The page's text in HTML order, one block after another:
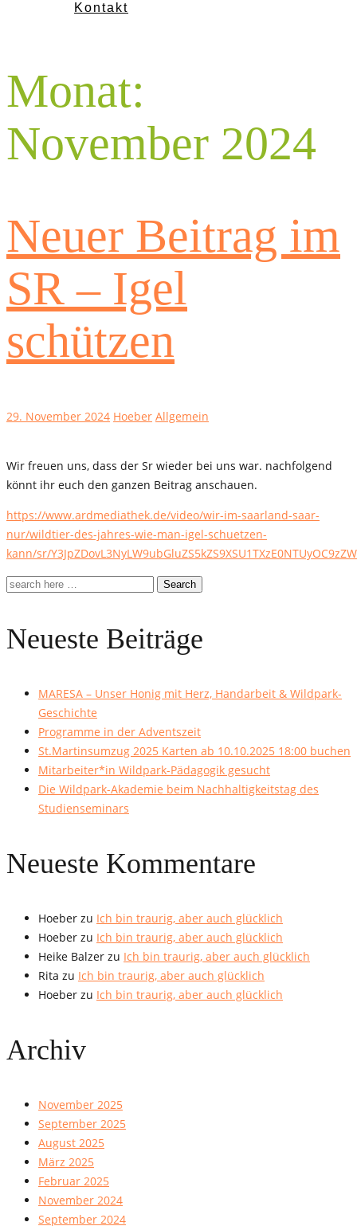
Kontakt
Monat:
November 2024
Neuer Beitrag im
SR – Igel
schützen
29. November 2024 Hoeber Allgemein
Wir freuen uns, dass der Sr wieder bei uns war. nachfolgend
könnt ihr euch den ganzen Beitrag anschauen.
https://www.ardmediathek.de/video/wir-im-saarland-saar-
nur/wildtier-des-jahres-wie-man-igel-schuetzen-
kann/sr/
Search
Neueste Beiträge
MARESA – Unser Honig mit Herz, Handarbeit & Wildpark-
Geschichte
Programme in der Adventszeit
St.Martinsumzug 2025 Karten ab 10.10.2025 18:00 buchen
Mitarbeiter*in Wildpark-Pädagogik gesucht
Die Wildpark-Akademie beim Nachhaltigkeitstag des
Studienseminars
Neueste Kommentare
Hoeber zu Ich bin traurig, aber auch glücklich
Hoeber zu Ich bin traurig, aber auch glücklich
Heike Balzer zu Ich bin traurig, aber auch glücklich
Rita zu Ich bin traurig, aber auch glücklich
Hoeber zu Ich bin traurig, aber auch glücklich
Archiv
November 2025
September 2025
August 2025
März 2025
Februar 2025
November 2024
September 2024